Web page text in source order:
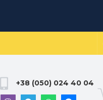
+38 (050) 024 40 04